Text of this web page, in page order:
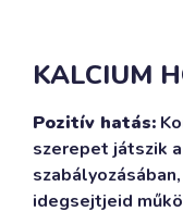
KALCIUM
Pozitív hatás:
szerepet játszik
idegsejtjeid